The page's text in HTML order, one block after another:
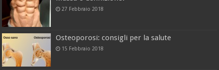
27 Febbraio 2018
Osteoporosi: consigli per la salute
15 Febbraio 2018